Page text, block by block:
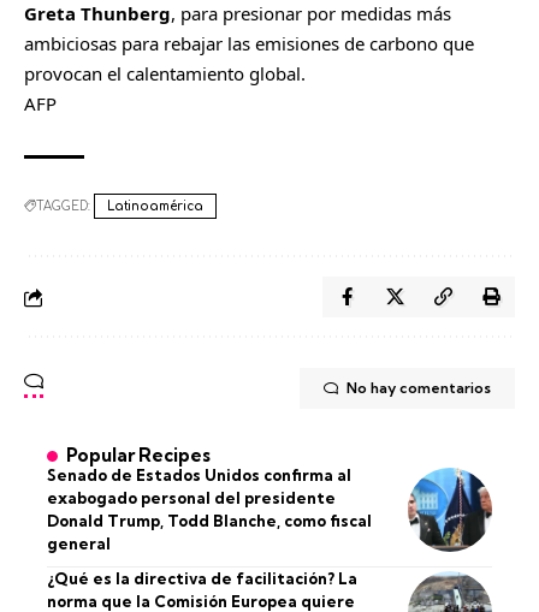
Greta Thunberg, para presionar por medidas más
ambiciosas para rebajar las emisiones de carbono que
provocan el calentamiento global.
AFP
TAGGED: Latinoamérica
No hay comentarios
Popular Recipes
Senado de Estados Unidos confirma al
exabogado personal del presidente
Donald Trump, Todd Blanche, como fiscal
general
¿Qué es la directiva de facilitación? La
norma que la Comisión Europea quiere